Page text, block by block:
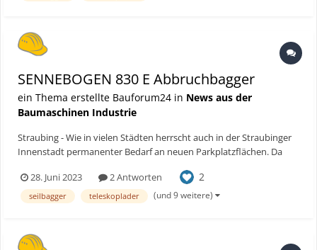
SENNEBOGEN 830 E Abbruchbagger
ein Thema erstellte Bauforum24 in News aus der
Baumaschinen Industrie
Straubing - Wie in vielen Städten herrscht auch in der Straubinger
Innenstadt permanenter Bedarf an neuen Parkplatzflächen. Da
Neben dem Bahnhofsgelände befand sich ein nicht mehr
genutztes Lagerhaus-Silo, das nun vom SENNNEBOGEN Abbr...
28. Juni 2023 2 Antworten 2
seilbagger teleskoplader (und 9 weitere)